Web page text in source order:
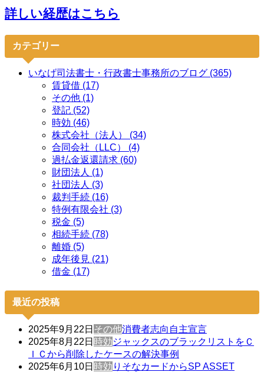
詳しい経歴はこちら
カテゴリー
いなげ司法書士・行政書士事務所のブログ (365)
賃貸借 (17)
その他 (1)
登記 (52)
時効 (46)
株式会社（法人） (34)
合同会社（LLC） (4)
過払金返還請求 (60)
財団法人 (1)
社団法人 (3)
裁判手続 (16)
特例有限会社 (3)
税金 (5)
相続手続 (78)
離婚 (5)
成年後見 (21)
借金 (17)
最近の投稿
2025年9月22日 その他消費者志向自主宣言
2025年8月22日 時効ジャックスのブラックリストをＣ
ＩＣから削除したケースの解決事例
2025年6月10日 時効 りそなカードからSP ASSET